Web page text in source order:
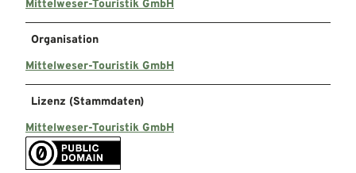
Mittelweser-Touristik GmbH
Organisation
Mittelweser-Touristik GmbH
Lizenz (Stammdaten)
Mittelweser-Touristik GmbH